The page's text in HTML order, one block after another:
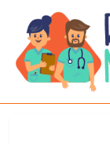
contenido